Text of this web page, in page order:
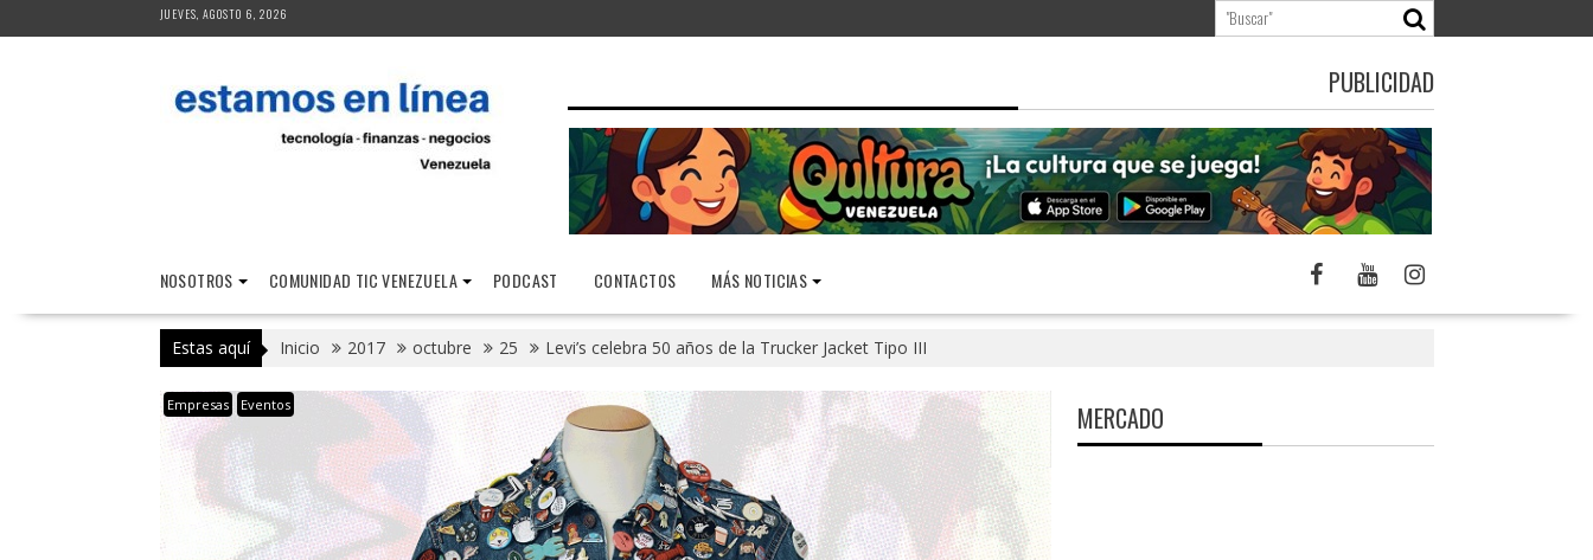
al
JUEVES, AGOSTO 6, 2026
PUBLICIDAD
NOSOTROS COMUNIDAD TIC VENEZUELA PODCAST CONTACTOS MÁS NOTICIAS
Estas aquí Inicio 2017 octubre 25 Levi’s celebra 50 años de la Trucker Jacket Tipo III
Empresas Eventos MERCADO